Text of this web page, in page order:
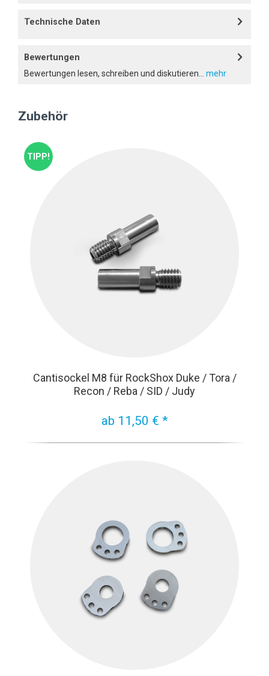
Technische Daten
Bewertungen
Bewertungen lesen, schreiben und diskutieren... mehr
Zubehör
TIPP!
Cantisockel M8 für RockShox Duke / Tora /
Recon / Reba / SID / Judy
ab 11,50 € *